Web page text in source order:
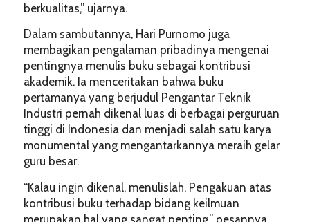
berkualitas,” ujarnya.
Dalam sambutannya, Hari Purnomo juga
membagikan pengalaman pribadinya mengenai
pentingnya menulis buku sebagai kontribusi
akademik. Ia menceritakan bahwa buku
pertamanya yang berjudul Pengantar Teknik
Industri pernah dikenal luas di berbagai perguruan
tinggi di Indonesia dan menjadi salah satu karya
monumental yang mengantarkannya meraih gelar
guru besar.
“Kalau ingin dikenal, menulislah. Pengakuan atas
kontribusi buku terhadap bidang keilmuan
merupakan hal yang sangat penting,” pesannya